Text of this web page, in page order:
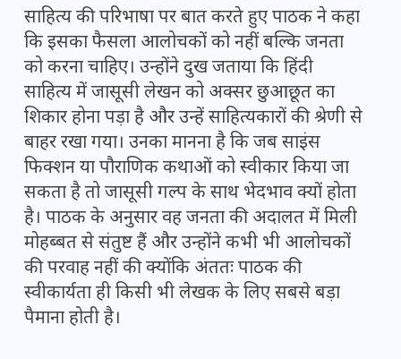
साहित्य की परिभाषा पर बात करते हुए पाठक ने कहा
कि इसका फैसला आलोचकों को नहीं बल्कि जनता
को करना चाहिए। उन्होंने दुख जताया कि हिंदी
साहित्य में जासूसी लेखन को अक्सर छुआछूत का
शिकार होना पड़ा है और उन्हें साहित्यकारों की श्रेणी से
बाहर रखा गया। उनका मानना है कि जब साइंस
फिक्शन या पौराणिक कथाओं को स्वीकार किया जा
सकता है तो जासूसी गल्प के साथ भेदभाव क्यों होता
है। पाठक के अनुसार वह जनता की अदालत में मिली
मोहब्बत से संतुष्ट हैं और उन्होंने कभी भी आलोचकों
की परवाह नहीं की क्योंकि अंततः पाठक की
स्वीकार्यता ही किसी भी लेखक के लिए सबसे बड़ा
पैमाना होती है।